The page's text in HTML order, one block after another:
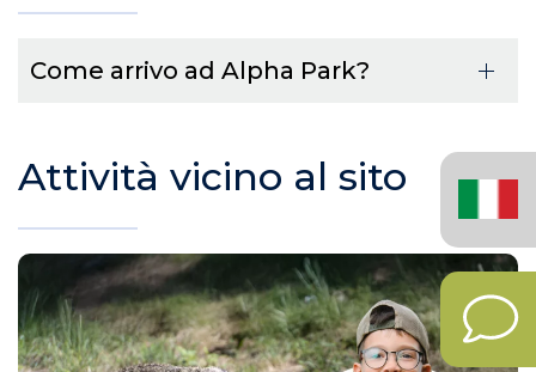
Come arrivo ad Alpha Park?
Attività vicino al sito